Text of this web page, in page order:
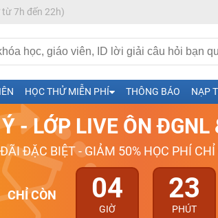
7h đến 22h)
HỌC THỬ MIỄN PHÍ THÔNG BÁO NẠP
- LỚP LIVE ÔN
ĐẶC BIỆT - GIẢM 50% HỌC PHÍ
CHỈ CÒN 04
GIỜ
23
PHÚT
Sử-Địa cùng Thầy Cô giỏi, nổi tiếng